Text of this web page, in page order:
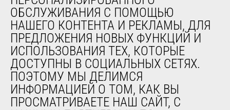
О НАС
Компания
Контакты
Юридическая информация
Мероприятия
Новости
История
ОБСЛУЖИВАНИЯ С ПОМОЩЬЮ
НАШЕГО КОНТЕНТА И РЕКЛАМЫ, ДЛЯ
ПРЕДЛОЖЕНИЯ НОВЫХ ФУНКЦИЙ И
ИСПОЛЬЗОВАНИЯ ТЕХ, КОТОРЫЕ
ДОСТУПНЫ В СОЦИАЛЬНЫХ СЕТЯХ.
ПОЭТОМУ МЫ ДЕЛИМСЯ
ИНФОРМАЦИЕЙ О ТОМ, КАК ВЫ
ПРОСМАТРИВАЕТЕ НАШ САЙТ, С